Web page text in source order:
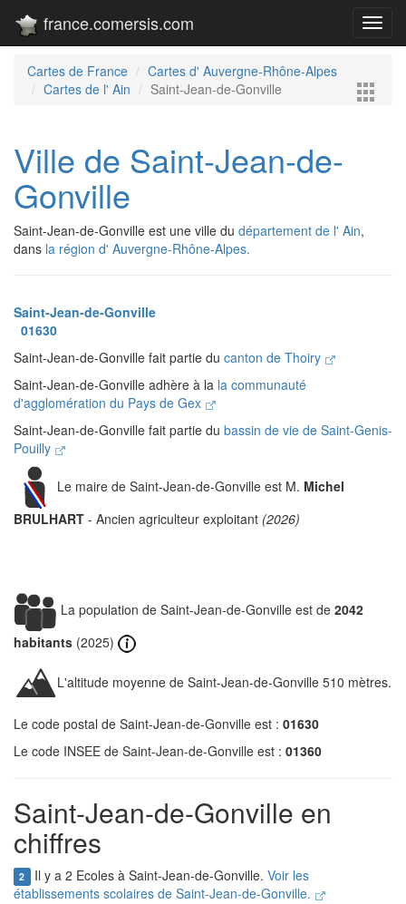
france.comersis.com
Cartes de France
Cartes d' Auvergne-Rhône-Alpes
Cartes de l' Ain
Saint-Jean-de-Gonville
Ville de Saint-Jean-de-
Gonville
Saint-Jean-de-Gonville est une ville du département de l' Ain,
dans la région d' Auvergne-Rhône-Alpes.
Saint-Jean-de-Gonville
01630
Saint-Jean-de-Gonville fait partie du canton de Thoiry
Saint-Jean-de-Gonville adhère à la la communauté
d'agglomération du Pays de Gex
Saint-Jean-de-Gonville fait partie du bassin de vie de Saint-Genis-
Pouilly
Le maire de Saint-Jean-de-Gonville est M. Michel
BRULHART - Ancien agriculteur exploitant (2026)
La population de Saint-Jean-de-Gonville est de 2042
habitants (2025)
L'altitude moyenne de Saint-Jean-de-Gonville 510 mètres.
Le code postal de Saint-Jean-de-Gonville est : 01630
Le code INSEE de Saint-Jean-de-Gonville est : 01360
Saint-Jean-de-Gonville en
chiffres
2 Il y a 2 Ecoles à Saint-Jean-de-Gonville. Voir les
établissements scolaires de Saint-Jean-de-Gonville.